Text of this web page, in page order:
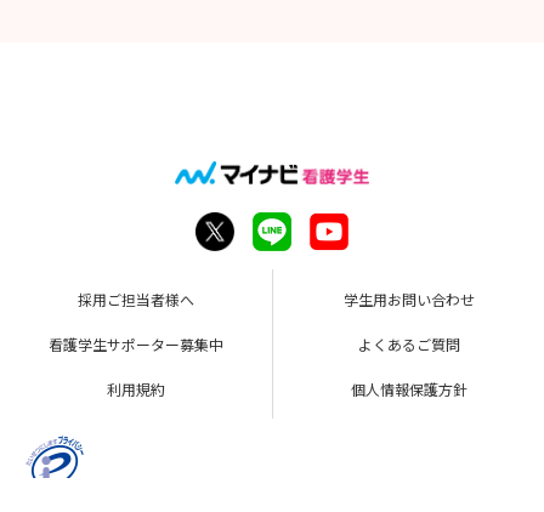
採用ご担当者様へ 学生用お問い合わせ
看護学生サポーター募集中 よくあるご質問
利用規約 個人情報保護方針